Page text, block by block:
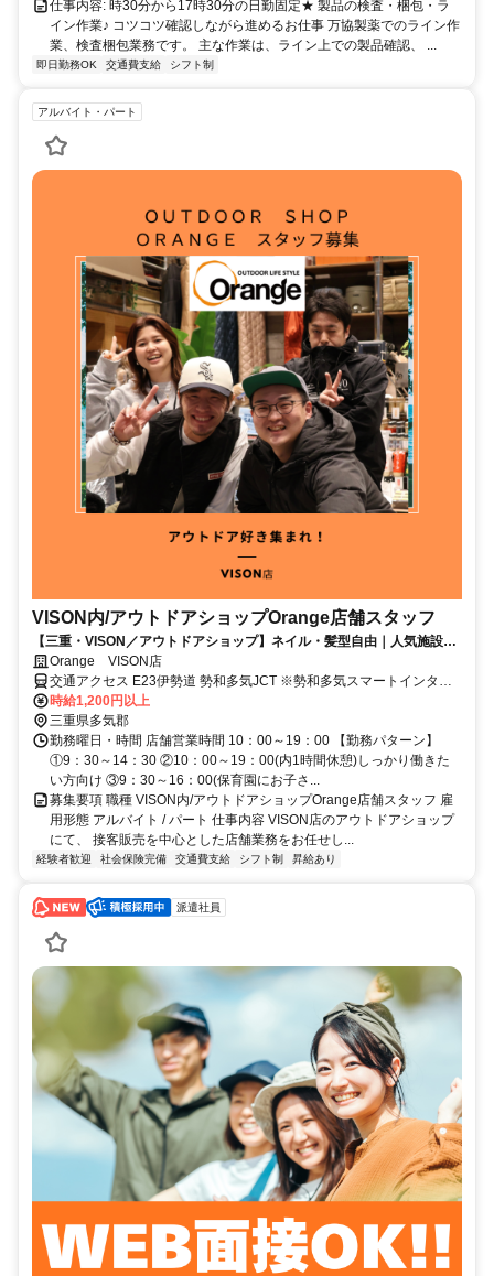
仕事内容: 時30分から17時30分の日勤固定★ 製品の検査・梱包・ラ
イン作業♪ コツコツ確認しながら進めるお仕事 万協製薬でのライン作
業、検査梱包業務です。 主な作業は、ライン上での製品確認、 ...
即日勤務OK 交通費支給 シフト制
アルバイト・パート
VISON内/アウトドアショップOrange店舗スタッフ
【三重・VISON／アウトドアショップ】ネイル・髪型自由｜人気施設で
店舗スタッフ募集
Orange VISON店
交通アクセス E23伊勢道 勢和多気JCT ※勢和多気スマートインター
チェンジ直結
時給1,200円以上
三重県多気郡
勤務曜日・時間 店舗営業時間 10：00～19：00 【勤務パターン】
①9：30～14：30 ②10：00～19：00(内1時間休憩)しっかり働きた
い方向け ③9：30～16：00(保育園にお子さ...
募集要項 職種 VISON内/アウトドアショップOrange店舗スタッフ 雇
用形態 アルバイト / パート 仕事内容 VISON店のアウトドアショップ
にて、 接客販売を中心とした店舗業務をお任せし...
経験者歓迎 社会保険完備 交通費支給 シフト制 昇給あり
派遣社員